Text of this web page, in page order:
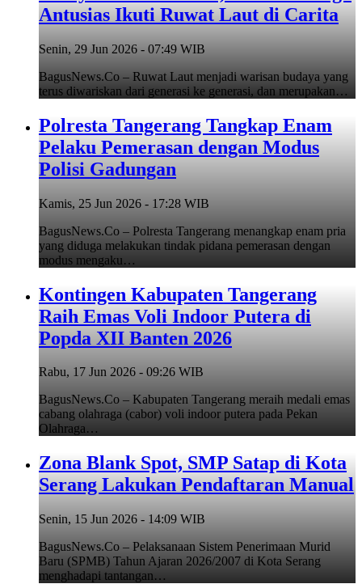
Antusias Ikuti Ruwat Laut di Carita
Senin, 29 Jun 2026 - 07:49 WIB
BagusNews.Co – Ruwat Laut menjadi warisan budaya yang
terus diwariskan dari generasi ke generasi, dan merupakan…
Polresta Tangerang Tangkap Enam
Pelaku Pemerasan dengan Modus
Polisi Gadungan
Kamis, 25 Jun 2026 - 17:28 WIB
BagusNews.Co – Polresta Tangerang menangkap enam pria
yang diduga melakukan tindak pidana pemerasan dengan
modus mengaku…
Kontingen Kabupaten Tangerang
Raih Emas Voli Indoor Putera di
Popda XII Banten 2026
Rabu, 17 Jun 2026 - 09:26 WIB
BagusNews.Co – Kabupaten Tangerang meraih medali emas
cabang olahraga (cabor) voli indoor putera pada Pekan
Olahraga…
Zona Blank Spot, SMP Satap di Kota
Serang Lakukan Pendaftaran Manual
Senin, 15 Jun 2026 - 14:09 WIB
BagusNews.Co – Pelaksanaan Sistem Penerimaan Murid
Baru (SPMB) Tahun Ajaran 2026/2007 di Kota Serang
menghadapi tantangan…